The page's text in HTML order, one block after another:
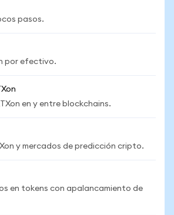
pasos.
por efectivo.
en y entre blockchains.
y mercados de predicción cripto.
en tokens con apalancamiento de